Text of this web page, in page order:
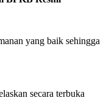
yang baik sehingga
secara terbuka